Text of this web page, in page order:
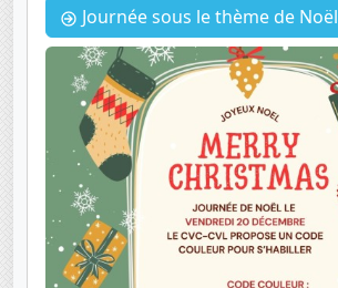
Journée sous le thème de Noël